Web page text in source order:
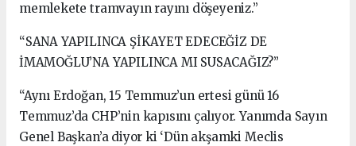
memlekete tramvayın rayını döşeyeniz.”
“SANA YAPILINCA ŞİKAYET EDECEĞİZ DE
İMAMOĞLU’NA YAPILINCA MI SUSACAĞIZ?”
“Aynı Erdoğan, 15 Temmuz’un ertesi günü 16
Temmuz’da CHP’nin kapısını çalıyor. Yanımda Sayın
Genel Başkan’a diyor ki ‘Dün akşamki Meclis